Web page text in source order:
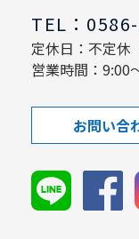
TEL：
定休日：不定休
営業時間：9:00
お問い合